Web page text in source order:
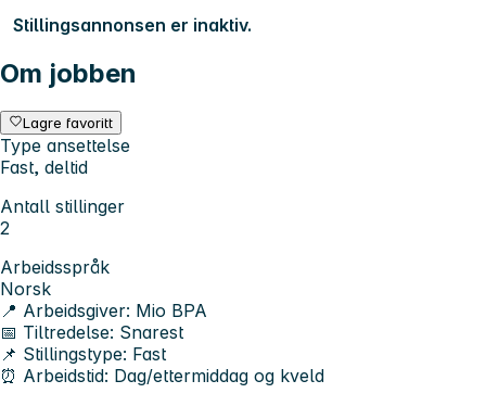
Stillingsannonsen er inaktiv.
Om jobben
Lagre favoritt
Type ansettelse
Fast, deltid
Antall stillinger
2
Arbeidsspråk
Norsk
📍 Arbeidsgiver: Mio BPA
📅 Tiltredelse: Snarest
📌 Stillingstype: Fast
⏰ Arbeidstid: Dag/ettermiddag og kveld